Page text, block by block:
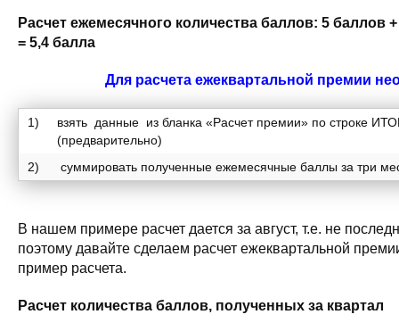
Расчет ежемесячного количества баллов: 5 баллов
= 5,4 балла
Для расчета ежеквартальной премии
1)
взять данные из бланка «Расчет премии» по строке
(предварительно)
2)
суммировать полученные ежемесячные баллы за три
В нашем примере расчет дается за август, т.е. не
поэтому давайте сделаем расчет ежеквартальной
пример расчета.
Расчет количества баллов, полученных за квартал